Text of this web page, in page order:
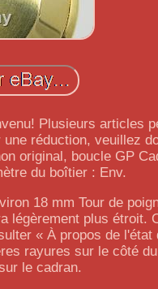
Plusieurs articles
réduction, veuillez
original, boucle GP
du boîtier : Env.
18 mm Tour de
légèrement plus étroit.
« À propos de
rayures sur le côté
le cadran.